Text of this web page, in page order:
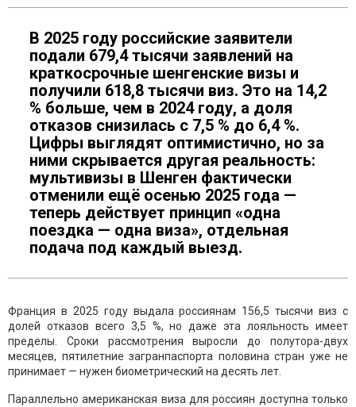
В 2025 году российские заявители
подали 679,4 тысячи заявлений на
краткосрочные шенгенские визы и
получили 618,8 тысячи виз. Это на 14,2
% больше, чем в 2024 году, а доля
отказов снизилась с 7,5 % до 6,4 %.
Цифры выглядят оптимистично, но за
ними скрывается другая реальность:
мультивизы в Шенген фактически
отменили ещё осенью 2025 года —
теперь действует принцип «одна
поездка — одна виза», отдельная
подача под каждый выезд.
Франция в 2025 году выдала россиянам 156,5 тысячи виз с
долей отказов всего 3,5 %, но даже эта лояльность имеет
пределы. Сроки рассмотрения выросли до полутора-двух
месяцев, пятилетние загранпаспорта половина стран уже не
принимает — нужен биометрический на десять лет.
Параллельно американская виза для россиян доступна только